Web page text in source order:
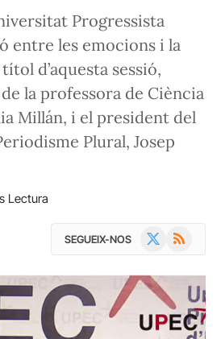
Progressista
entre les emocions i la
d’aquesta sessió,
la professora de Ciència
Millán, i el president del
Plural, Josep
Lectura
SEGUEIX-NOS RSS